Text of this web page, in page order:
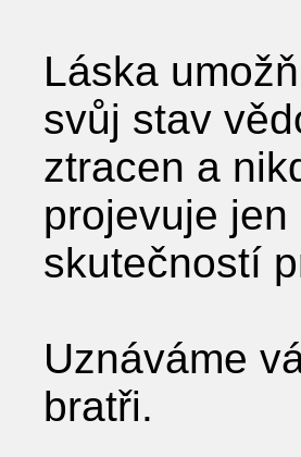
Láska
svůj stav
ztracen a
projevuje
skutečností
Uznáváme
bratři.